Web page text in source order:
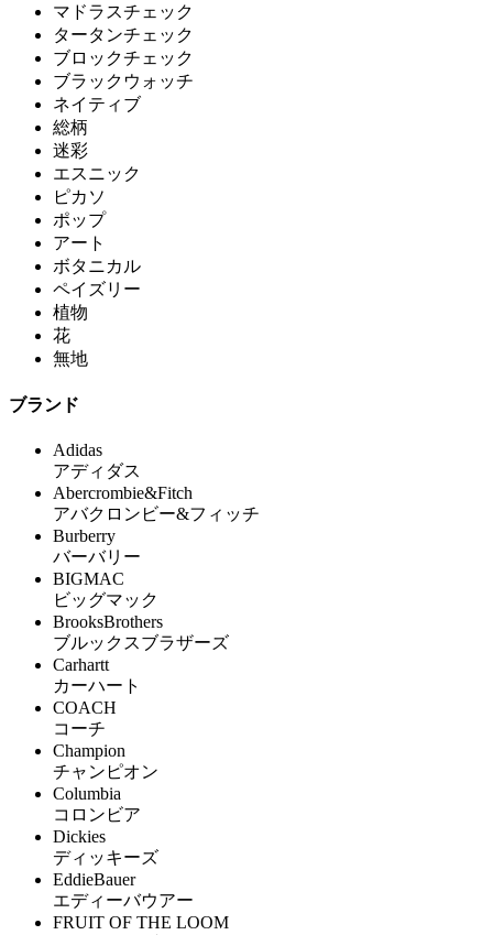
マドラスチェック
タータンチェック
ブロックチェック
ブラックウォッチ
ネイティブ
総柄
迷彩
エスニック
ピカソ
ポップ
アート
ボタニカル
ペイズリー
植物
花
無地
ブランド
Adidas
アディダス
Abercrombie&Fitch
アバクロンビー&フィッチ
Burberry
バーバリー
BIGMAC
ビッグマック
BrooksBrothers
ブルックスブラザーズ
Carhartt
カーハート
COACH
コーチ
Champion
チャンピオン
Columbia
コロンビア
Dickies
ディッキーズ
EddieBauer
エディーバウアー
FRUIT OF THE LOOM